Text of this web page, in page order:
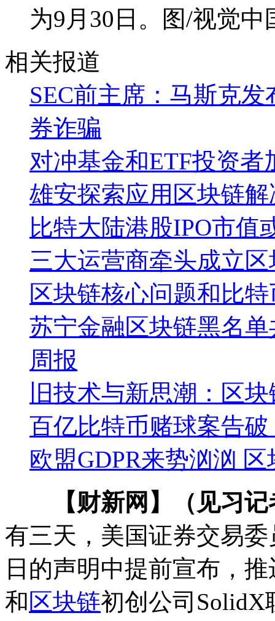
为9月30日。图/视觉中
相关报道
SEC前主席：马斯克
券诈骗
对冲基金和ETF投资
雄安探索应用区块链
比特大陆港股IPO市值
三大运营商牵头成立
区块链核心问题和比
苏宁金融区块链黑名
周报
旧技术与新思潮：区
百亿比特币赌球案告
欧盟GDPR来势汹汹
【财新网】（见习
有三天，美国证券交易委
日的声明中提前宣布，
和区块链初创公司SolidX